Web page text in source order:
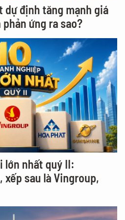
dự định tăng mạnh giá
ứng ra sao?
lớn nhất quý II:
xếp sau là Vingroup,